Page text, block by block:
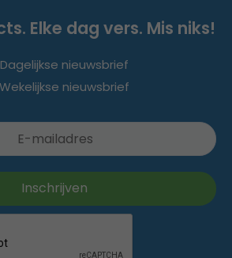
Elke dag vers. Mis niks!
Dagelijkse nieuwsbrief
Wekelijkse nieuwsbrief